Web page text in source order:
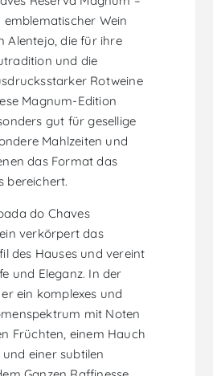
emblematischer Wein
Alentejo, die für ihre
und die
Rotweine
Magnum-Edition
gut für gesellige
Mahlzeiten und
das Format das
bereichert.
do Chaves
verkörpert das
des Hauses und vereint
und Eleganz. In der
ein komplexes und
mit Noten
Früchten, einem Hauch
einer subtilen